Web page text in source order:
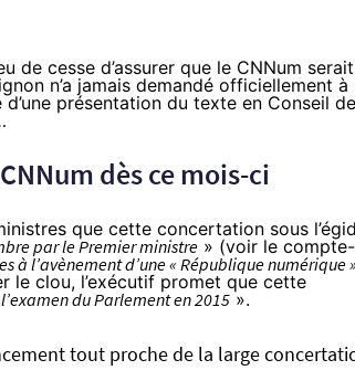
de cesse d’assurer que le CNNum serait
n’a jamais demandé officiellement à
présentation du texte en Conseil
dès ce mois-ci
que cette concertation sous
par le Premier ministre » (voir le compte-
à l’avènement d’une « République numérique
le clou, l’exécutif promet que cette
du Parlement en 2015 ».
tout proche de la large